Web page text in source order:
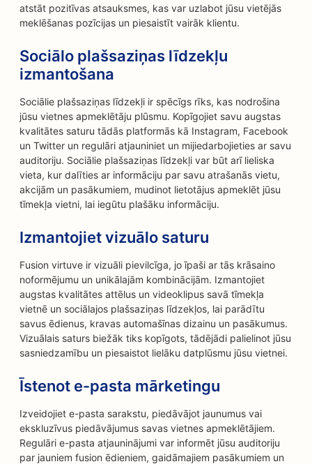
atstāt pozitīvas atsauksmes, kas var uzlabot jūsu vietējās
meklēšanas pozīcijas un piesaistīt vairāk klientu.
Sociālo plašsaziņas līdzekļu
izmantošana
Sociālie plašsaziņas līdzekļi ir spēcīgs rīks, kas nodrošina
jūsu vietnes apmeklētāju plūsmu. Kopīgojiet savu augstas
kvalitātes saturu tādās platformās kā Instagram, Facebook
un Twitter un regulāri atjauniniet un mijiedarbojieties ar savu
auditoriju. Sociālie plašsaziņas līdzekļi var būt arī lieliska
vieta, kur dalīties ar informāciju par savu atrašanās vietu,
akcijām un pasākumiem, mudinot lietotājus apmeklēt jūsu
tīmekļa vietni, lai iegūtu plašāku informāciju.
Izmantojiet vizuālo saturu
Fusion virtuve ir vizuāli pievilcīga, jo īpaši ar tās krāsaino
noformējumu un unikālajām kombinācijām. Izmantojiet
augstas kvalitātes attēlus un videoklipus savā tīmekļa
vietnē un sociālajos plašsaziņas līdzekļos, lai parādītu
savus ēdienus, kravas automašīnas dizainu un pasākumus.
Vizuālais saturs biežāk tiks kopīgots, tādējādi palielinot jūsu
sasniedzamību un piesaistot lielāku datplūsmu jūsu vietnei.
Īstenot e-pasta mārketingu
Izveidojiet e-pasta sarakstu, piedāvājot jaunumus vai
ekskluzīvus piedāvājumus savas vietnes apmeklētājiem.
Regulāri e-pasta atjauninājumi var informēt jūsu auditoriju
par jauniem fusion ēdieniem, gaidāmajiem pasākumiem un